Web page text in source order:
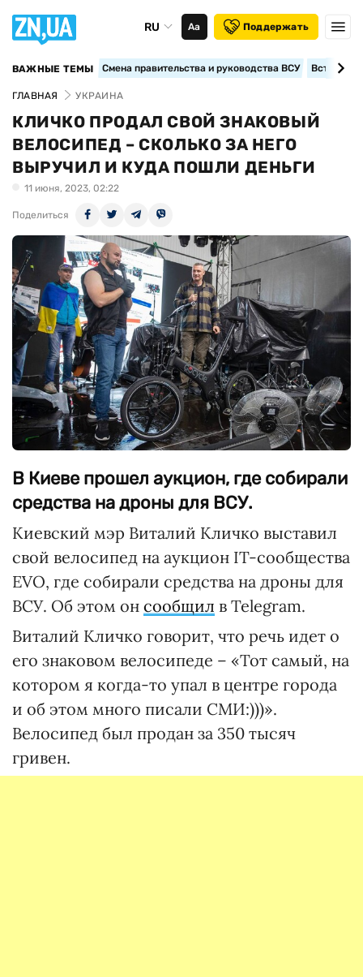
RU Аа Поддержать
ВАЖНЫЕ ТЕМЫ Смена правительства и руководства ВСУ
ГЛАВНАЯ УКРАИНА
КЛИЧКО ПРОДАЛ СВОЙ ЗНАКОВЫЙ
ВЕЛОСИПЕД – СКОЛЬКО ЗА НЕГО
ВЫРУЧИЛ И КУДА ПОШЛИ ДЕНЬГИ
11 июня, 2023, 02:22
Поделиться
В Киеве прошел аукцион, где собирали
средства на дроны для ВСУ.
Киевский мэр Виталий Кличко выставил
свой велосипед на аукцион IT-сообщества
EVO, где собирали средства на дроны для
ВСУ. Об этом он сообщил в Telegram.
Виталий Кличко говорит, что речь идет о
его знаковом велосипеде – «Тот самый, на
котором я когда-то упал в центре города
и об этом много писали СМИ:)))».
Велосипед был продан за 350 тысяч
гривен.